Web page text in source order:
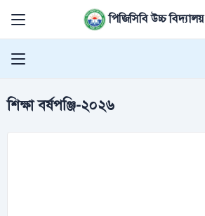
পিজিসিবি উচ্চ বিদ্যালয়
শিক্ষা বর্ষপঞ্জি-২০২৬